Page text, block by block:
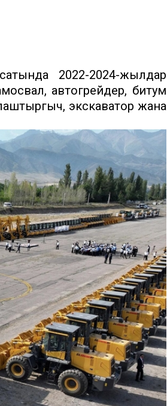
2022-2024-жылдар
автогрейдер, битум
экскаватор жана